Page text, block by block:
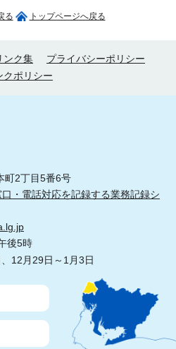
る トップページへ戻る
ンク集
プライバシーポリシー
クポリシー
2丁目5番6号
口・電話対応を記録する業務記録シ
後5時
12月29日～1月3日